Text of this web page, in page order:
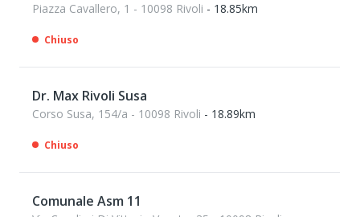
Piazza Cavallero, 1 - 10098 Rivoli - 18.85km
Chiuso
Dr. Max Rivoli Susa
Corso Susa, 154/a - 10098 Rivoli - 18.89km
Chiuso
Comunale Asm 11